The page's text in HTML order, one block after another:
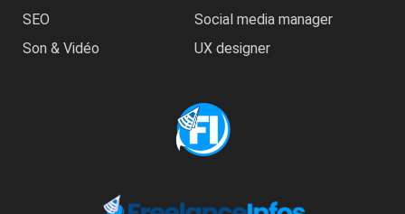
SEO
Social media manager
Son & Vidéo
UX designer